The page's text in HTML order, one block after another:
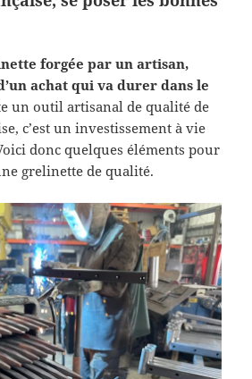
forgée par un artisan,
achat qui va durer dans le
un outil artisanal de qualité de
c’est un investissement à vie
donc quelques éléments pour
grelinette de qualité.